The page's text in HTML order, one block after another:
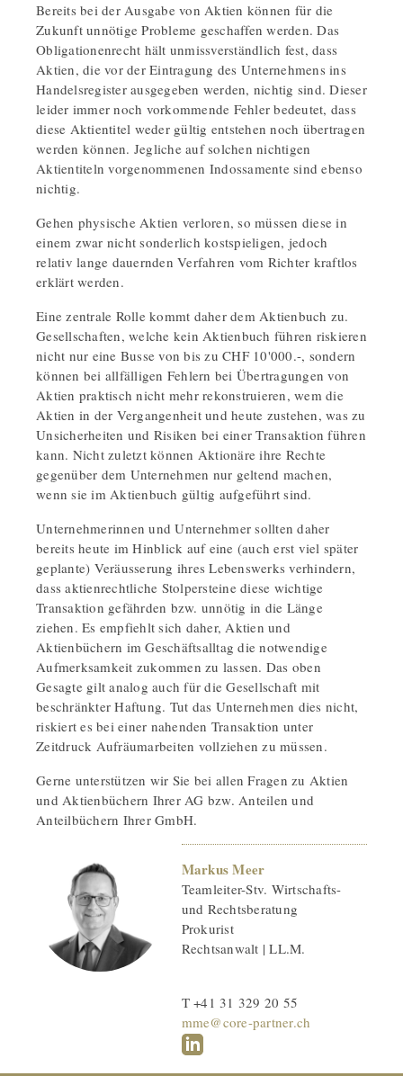
Bereits bei der Ausgabe von Aktien können für die
Zukunft unnötige Probleme geschaffen werden. Das
Obligationenrecht hält unmissverständlich fest, dass
Aktien, die vor der Eintragung des Unternehmens ins
Handelsregister ausgegeben werden, nichtig sind. Dieser
leider immer noch vorkommende Fehler bedeutet, dass
diese Aktientitel weder gültig entstehen noch übertragen
werden können. Jegliche auf solchen nichtigen
Aktientiteln vorgenommenen Indossamente sind ebenso
nichtig.
Gehen physische Aktien verloren, so müssen diese in
einem zwar nicht sonderlich kostspieligen, jedoch
relativ lange dauernden Verfahren vom Richter kraftlos
erklärt werden.
Eine zentrale Rolle kommt daher dem Aktienbuch zu.
Gesellschaften, welche kein Aktienbuch führen riskieren
nicht nur eine Busse von bis zu CHF 10'000.-, sondern
können bei allfälligen Fehlern bei Übertragungen von
Aktien praktisch nicht mehr rekonstruieren, wem die
Aktien in der Vergangenheit und heute zustehen, was zu
Unsicherheiten und Risiken bei einer Transaktion führen
kann. Nicht zuletzt können Aktionäre ihre Rechte
gegenüber dem Unternehmen nur geltend machen,
wenn sie im Aktienbuch gültig aufgeführt sind.
Unternehmerinnen und Unternehmer sollten daher
bereits heute im Hinblick auf eine (auch erst viel später
geplante) Veräusserung ihres Lebenswerks verhindern,
dass aktienrechtliche Stolpersteine diese wichtige
Transaktion gefährden bzw. unnötig in die Länge
ziehen. Es empfiehlt sich daher, Aktien und
Aktienbüchern im Geschäftsalltag die notwendige
Aufmerksamkeit zukommen zu lassen. Das oben
Gesagte gilt analog auch für die Gesellschaft mit
beschränkter Haftung. Tut das Unternehmen dies nicht,
riskiert es bei einer nahenden Transaktion unter
Zeitdruck Aufräumarbeiten vollziehen zu müssen.
Gerne unterstützen wir Sie bei allen Fragen zu Aktien
und Aktienbüchern Ihrer AG bzw. Anteilen und
Anteilbüchern Ihrer GmbH.
Markus Meer
Teamleiter-Stv. Wirtschafts-
und Rechtsberatung
Prokurist
Rechtsanwalt | LL.M.
T +41 31 329 20 55
mme@core-partner.ch